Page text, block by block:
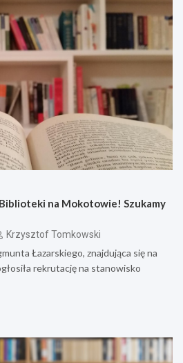
na Mokotowie! Szukamy
Krzysztof Tomkowski
Łazarskiego, znajdująca się na
rekrutację na stanowisko